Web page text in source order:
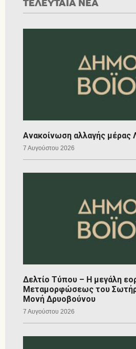
Ανακοίνωση αλλαγής μέρας
7 Αυγούστου 2026
Δελτίο Τύπου – Η μεγάλη
Μεταμορφώσεως του
Μονή Δρυοβούνου
7 Αυγούστου 2026